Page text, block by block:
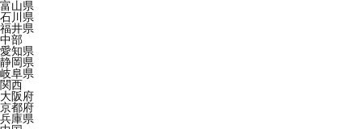
富山県
石川県
福井県
中部
愛知県
静岡県
岐阜県
関西
大阪府
京都府
兵庫県